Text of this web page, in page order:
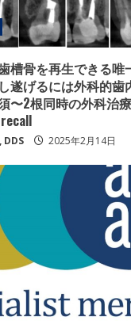
槽骨を再生できる唯
遂げるには外科的歯
〜2根同時の外科治療
2025年2月14日